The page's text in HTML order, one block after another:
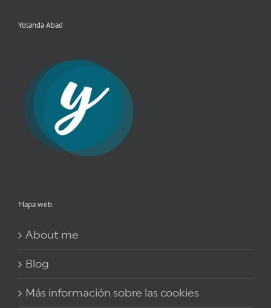
Yolanda Abad
Mapa web
About me
Blog
Más información sobre las cookies